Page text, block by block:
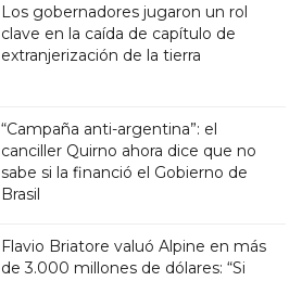
Los gobernadores jugaron un rol
clave en la caída de capítulo de
extranjerización de la tierra
“Campaña anti-argentina”: el
canciller Quirno ahora dice que no
sabe si la financió el Gobierno de
Brasil
Flavio Briatore valuó Alpine en más
de 3.000 millones de dólares: “Si